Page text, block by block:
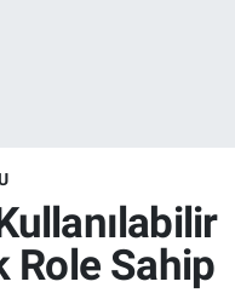
Role Sahip